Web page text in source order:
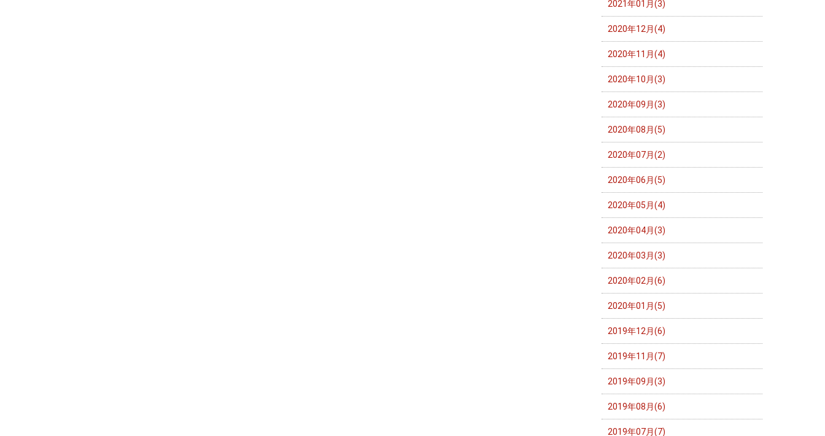
2021年01月(3)
2020年12月(4)
2020年11月(4)
2020年10月(3)
2020年09月(3)
2020年08月(5)
2020年07月(2)
2020年06月(5)
2020年05月(4)
2020年04月(3)
2020年03月(3)
2020年02月(6)
2020年01月(5)
2019年12月(6)
2019年11月(7)
2019年09月(3)
2019年08月(6)
2019年07月(7)